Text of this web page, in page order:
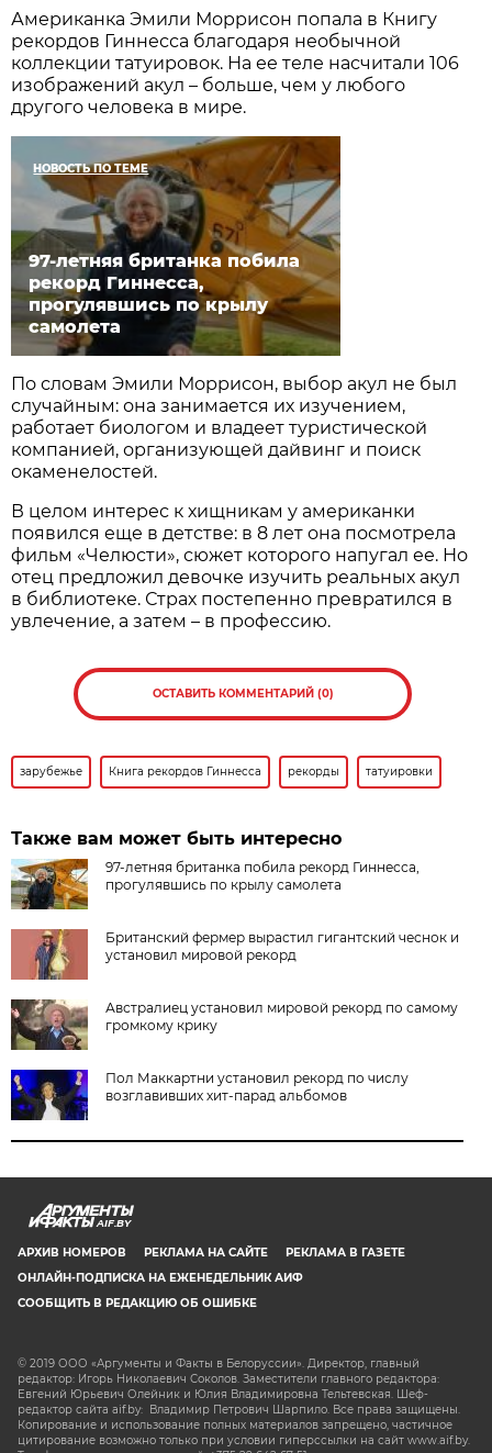
Американка Эмили Моррисон попала в Книгу
рекордов Гиннесса благодаря необычной
коллекции татуировок. На ее теле насчитали 106
изображений акул – больше, чем у любого
другого человека в мире.
НОВОСТЬ ПО ТЕМЕ
97-летняя британка побила
рекорд Гиннесса,
прогулявшись по крылу
самолета
По словам Эмили Моррисон, выбор акул не был
случайным: она занимается их изучением,
работает биологом и владеет туристической
компанией, организующей дайвинг и поиск
окаменелостей.
В целом интерес к хищникам у американки
появился еще в детстве: в 8 лет она посмотрела
фильм «Челюсти», сюжет которого напугал ее. Но
отец предложил девочке изучить реальных акул
в библиотеке. Страх постепенно превратился в
увлечение, а затем – в профессию.
ОСТАВИТЬ КОММЕНТАРИЙ (0)
зарубежье Книга рекордов Гиннесса рекорды татуировки
Также вам может быть интересно
97-летняя британка побила рекорд Гиннесса,
прогулявшись по крылу самолета
Британский фермер вырастил гигантский чеснок и
установил мировой рекорд
Австралиец установил мировой рекорд по самому
громкому крику
Пол Маккартни установил рекорд по числу
возглавивших хит-парад альбомов
AIF.BY
АРХИВ НОМЕРОВ РЕКЛАМА НА САЙТЕ
РЕКЛАМА В ГАЗЕТЕ
ОНЛАЙН-ПОДПИСКА НА ЕЖЕНЕДЕЛЬНИК АИФ
СООБЩИТЬ В РЕДАКЦИЮ ОБ ОШИБКЕ
© 2019 ООО «Аргументы и Факты в Белоруссии». Директор, главный
редактор: Игорь Николаевич Соколов. Заместители главного редактора:
Евгений Юрьевич Олейник и Юлия Владимировна Тельтевская. Шеф-
редактор сайта aif.by: Владимир Петрович Шарпило. Все права защищены.
Копирование и использование полных материалов запрещено, частичное
цитирование возможно только при условии гиперссылки на сайт www.aif.by.